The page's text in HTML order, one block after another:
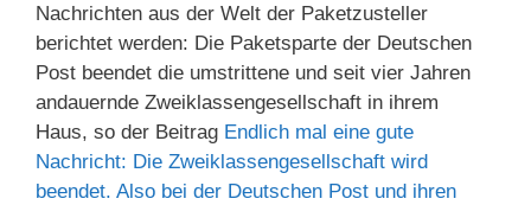
Nachrichten aus der Welt der Paketzusteller
berichtet werden: Die Paketsparte der Deutschen
Post beendet die umstrittene und seit vier Jahren
andauernde Zweiklassengesellschaft in ihrem
Haus, so der Beitrag Endlich mal eine gute
Nachricht: Die Zweiklassengesellschaft wird
beendet. Also bei der Deutschen Post und ihren